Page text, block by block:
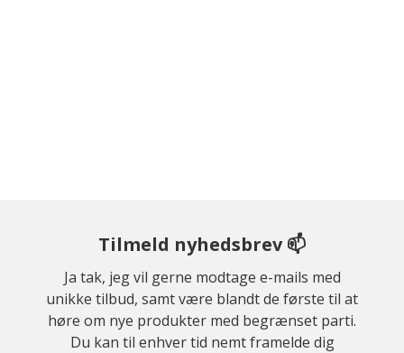
Tilmeld nyhedsbrev 📫
Ja tak, jeg vil gerne modtage e-mails med
unikke tilbud, samt være blandt de første til at
høre om nye produkter med begrænset parti.
Du kan til enhver tid nemt framelde dig